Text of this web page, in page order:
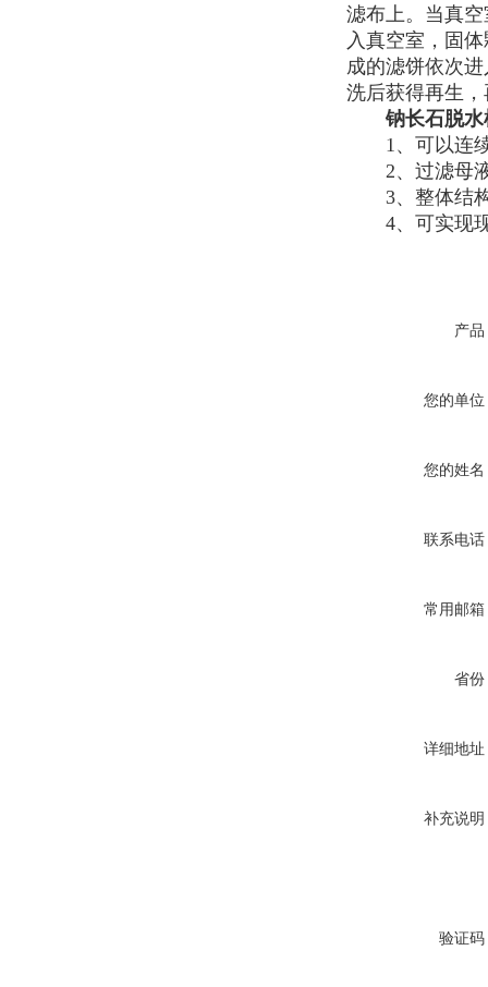
滤布上。当真
入真空室，固
成的滤饼依次
洗后获得再生
钠长石脱水
1、可以连续
2、过滤母液
3、整体结构
4、可实现现
产品
您的单位
您的姓名
联系电话
常用邮箱
省份
详细地址
补充说明
验证码